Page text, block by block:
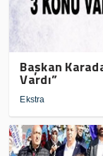
Başkan
Vardı”
Ekstra